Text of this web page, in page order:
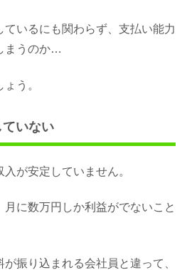
いるにも関わらず、支払い能力
まうのか…
う。
いない
が安定していません。
に数万円しか利益がでないこと
振り込まれる会社員と違って、